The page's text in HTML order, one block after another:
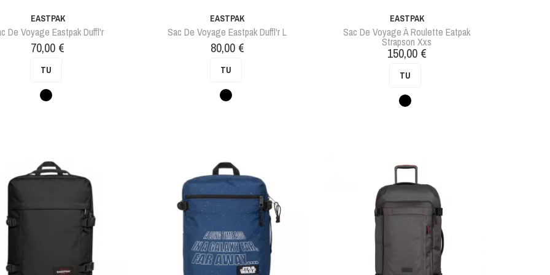
EASTPAK
De Voyage Eastpak Duffl'r
Prix
70,00 €
TU
Noir
EASTPAK
Sac De Voyage Eastpak Duffl'r L
Prix
80,00 €
TU
Noir
EASTPAK
Sac De Voyage À Roulette Eatpak
Strapson Xxs
Prix
150,00 €
TU
Noir